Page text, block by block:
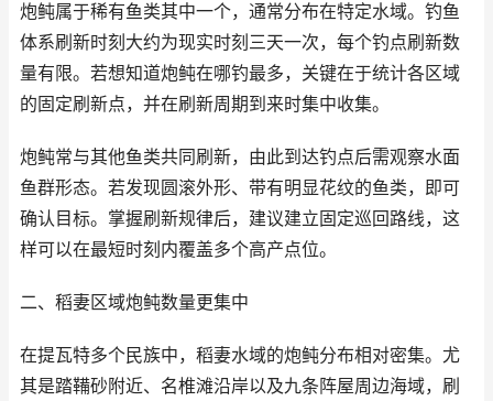
炮鲀属于稀有鱼类其中一个，通常分布在特定水域。钓鱼
体系刷新时刻大约为现实时刻三天一次，每个钓点刷新数
量有限。若想知道炮鲀在哪钓最多，关键在于统计各区域
的固定刷新点，并在刷新周期到来时集中收集。
炮鲀常与其他鱼类共同刷新，由此到达钓点后需观察水面
鱼群形态。若发现圆滚外形、带有明显花纹的鱼类，即可
确认目标。掌握刷新规律后，建议建立固定巡回路线，这
样可以在最短时刻内覆盖多个高产点位。
二、稻妻区域炮鲀数量更集中
在提瓦特多个民族中，稻妻水域的炮鲀分布相对密集。尤
其是踏鞴砂附近、名椎滩沿岸以及九条阵屋周边海域，刷